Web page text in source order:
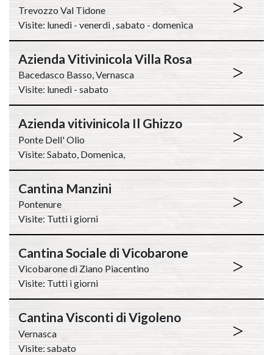
Trevozzo Val Tidone
Visite: lunedi - venerdi , sabato - domenica
>
Azienda Vitivinicola Villa Rosa
Bacedasco Basso, Vernasca
Visite: lunedì - sabato
>
Azienda vitivinicola Il Ghizzo
Ponte Dell' Olio
Visite: Sabato, Domenica,
>
Cantina Manzini
Pontenure
Visite: Tutti i giorni
>
Cantina Sociale di Vicobarone
Vicobarone di Ziano Piacentino
Visite: Tutti i giorni
>
Cantina Visconti di Vigoleno
Vernasca
Visite: sabato
>